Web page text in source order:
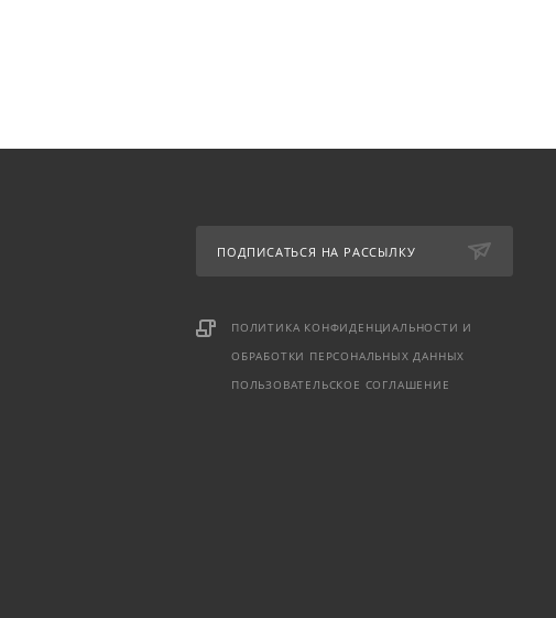
ПОДПИСАТЬСЯ НА РАССЫЛКУ
ПОЛИТИКА КОНФИДЕНЦИАЛЬНОСТИ И
ОБРАБОТКИ ПЕРСОНАЛЬНЫХ ДАННЫХ
ПОЛЬЗОВАТЕЛЬСКОЕ СОГЛАШЕНИЕ